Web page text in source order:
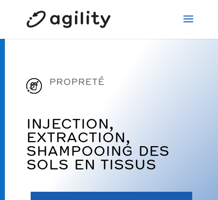
PROPRETÉ
INJECTION,
EXTRACTION,
SHAMPOOING DES
SOLS EN TISSUS